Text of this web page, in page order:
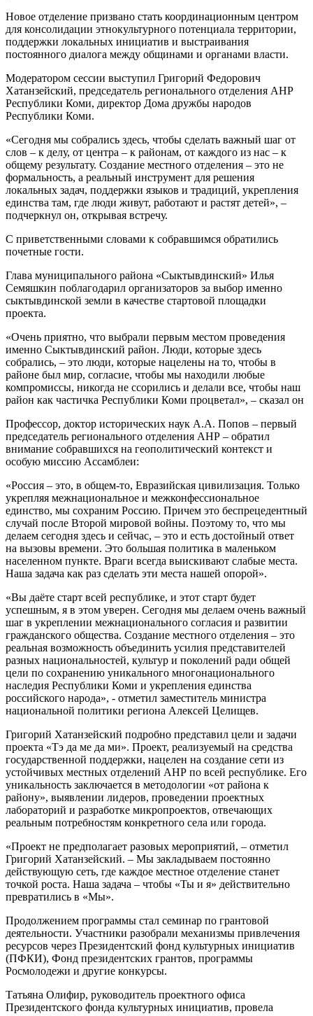
Новое отделение призвано стать координационным центром
для консолидации этнокультурного потенциала территории,
поддержки локальных инициатив и выстраивания
постоянного диалога между общинами и органами власти.
Модератором сессии выступил Григорий Федорович
Хатанзейский, председатель регионального отделения АНР
Республики Коми, директор Дома дружбы народов
Республики Коми.
«Сегодня мы собрались здесь, чтобы сделать важный шаг от
слов – к делу, от центра – к районам, от каждого из нас – к
общему результату. Создание местного отделения – это не
формальность, а реальный инструмент для решения
локальных задач, поддержки языков и традиций, укрепления
единства там, где люди живут, работают и растят детей», –
подчеркнул он, открывая встречу.
С приветственными словами к собравшимся обратились
почетные гости.
Глава муниципального района «Сыктывдинский» Илья
Семяшкин поблагодарил организаторов за выбор именно
сыктывдинской земли в качестве стартовой площадки
проекта.
«Очень приятно, что выбрали первым местом проведения
именно Сыктывдинский район. Люди, которые здесь
собрались, – это люди, которые нацелены на то, чтобы в
районе был мир, согласие, чтобы мы находили любые
компромиссы, никогда не ссорились и делали все, чтобы наш
район как частичка Республики Коми процветал», – сказал он
Профессор, доктор исторических наук А.А. Попов – первый
председатель регионального отделения АНР – обратил
внимание собравшихся на геополитический контекст и
особую миссию Ассамблеи:
«Россия – это, в общем-то, Евразийская цивилизация. Только
укрепляя межнациональное и межконфессиональное
единство, мы сохраним Россию. Причем это беспрецедентный
случай после Второй мировой войны. Поэтому то, что мы
делаем сегодня здесь и сейчас, – это и есть достойный ответ
на вызовы времени. Это большая политика в маленьком
населенном пункте. Враги всегда выискивают слабые места.
Наша задача как раз сделать эти места нашей опорой».
«Вы даёте старт всей республике, и этот старт будет
успешным, я в этом уверен. Сегодня мы делаем очень важный
шаг в укреплении межнационального согласия и развитии
гражданского общества. Создание местного отделения – это
реальная возможность объединить усилия представителей
разных национальностей, культур и поколений ради общей
цели по сохранению уникального многонационального
наследия Республики Коми и укрепления единства
российского народа», - отметил заместитель министра
национальной политики региона Алексей Целищев.
Григорий Хатанзейский подробно представил цели и задачи
проекта «Тэ да ме да ми». Проект, реализуемый на средства
государственной поддержки, нацелен на создание сети из
устойчивых местных отделений АНР по всей республике. Его
уникальность заключается в методологии «от района к
району», выявлении лидеров, проведении проектных
лабораторий и разработке микропроектов, отвечающих
реальным потребностям конкретного села или города.
«Проект не предполагает разовых мероприятий, – отметил
Григорий Хатанзейский. – Мы закладываем постоянно
действующую сеть, где каждое местное отделение станет
точкой роста. Наша задача – чтобы «Ты и я» действительно
превратились в «Мы».
Продолжением программы стал семинар по грантовой
деятельности. Участники разобрали механизмы привлечения
ресурсов через Президентский фонд культурных инициатив
(ПФКИ), Фонд президентских грантов, программы
Росмолодежи и другие конкурсы.
Татьяна Олифир, руководитель проектного офиса
Президентского фонда культурных инициатив, провела